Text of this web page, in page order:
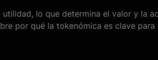
lo que determina el valor y la
por qué la tokenómica es clave para